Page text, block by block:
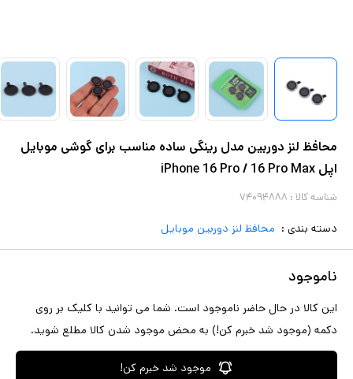
محافظ لنز دوربین مدل رینگی ساده مناسب برای گوشی موبایل
اپل iPhone 16 Pro / 16 Pro Max
شناسه کالا : ۷۴۰۹۴۸۸۸
دسته بندی : محافظ لنز دوربین موبایل
ناموجود
این کالا در حال حاضر ناموجود است. شما می توانید با کلیک بر روی
دکمه (موجود شد خبرم کن!) به محض موجود شدن کالا مطلع شوید.
موجود شد خبرم کن!